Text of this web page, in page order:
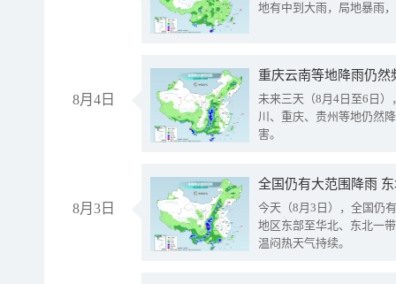
地有中到大雨，局地暴雨
8月4日
重庆云南等地降雨仍然
未来三天（8月4日至6日
川、重庆、贵州等地仍然
害。
8月3日
全国仍有大范围降雨
今天（8月3日），全国仍
地区东部至华北、东北一
温闷热天气持续。